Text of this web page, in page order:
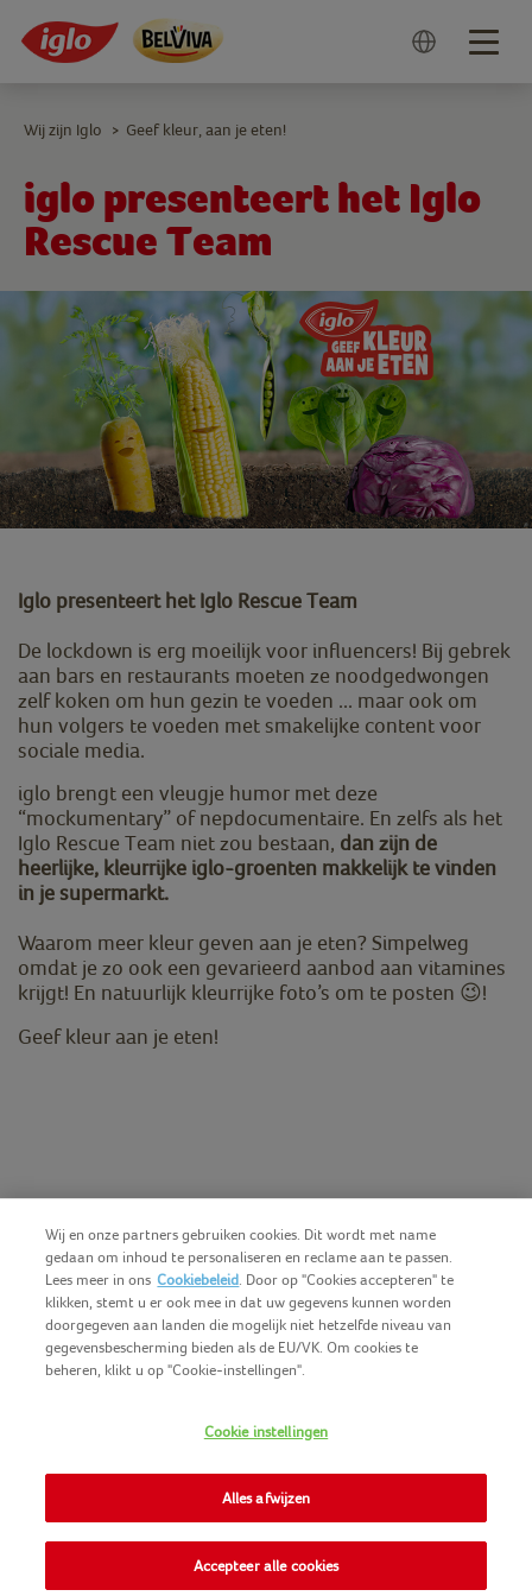
iglo presenteert het Iglo
Rescue Team
Wij zijn Iglo > Geef kleur, aan je eten!
Iglo presenteert het Iglo Rescue Team
De lockdown is erg moeilijk voor influencers! Bij gebrek
aan bars en restaurants moeten ze noodgedwongen
zelf koken om hun gezin te voeden ... maar ook om
hun volgers te voeden met smakelijke content voor
sociale media.
iglo brengt een vleugje humor met deze
“mockumentary” of nepdocumentaire. En zelfs als het
Iglo Rescue Team niet zou bestaan, dan zijn de
heerlijke, kleurrijke iglo-groenten makkelijk te vinden
in je supermarkt.
Waarom meer kleur geven aan je eten? Simpelweg
omdat je zo ook een gevarieerd aanbod aan vitamines
krijgt! En natuurlijk kleurrijke foto’s om te posten 😉!
Geef kleur aan je eten!
COPYRIGHT IGLO 2025
CONTACTEER ONS
COOKIE-POLICY
NOMAD FOODS
PRIVACY-POLICY
SITEMAP
Wij en onze partners gebruiken cookies. Dit wordt met name
gedaan om inhoud te personaliseren en reclame aan te passen.
Lees meer in ons Cookiebeleid. Door op "Cookies accepteren" te
klikken, stemt u er ook mee in dat uw gegevens kunnen worden
doorgegeven aan landen die mogelijk niet hetzelfde niveau van
gegevensbescherming bieden als de EU/VK. Om cookies te
beheren, klikt u op "Cookie-instellingen".
Cookie instellingen
Alles afwijzen
Accepteer alle cookies